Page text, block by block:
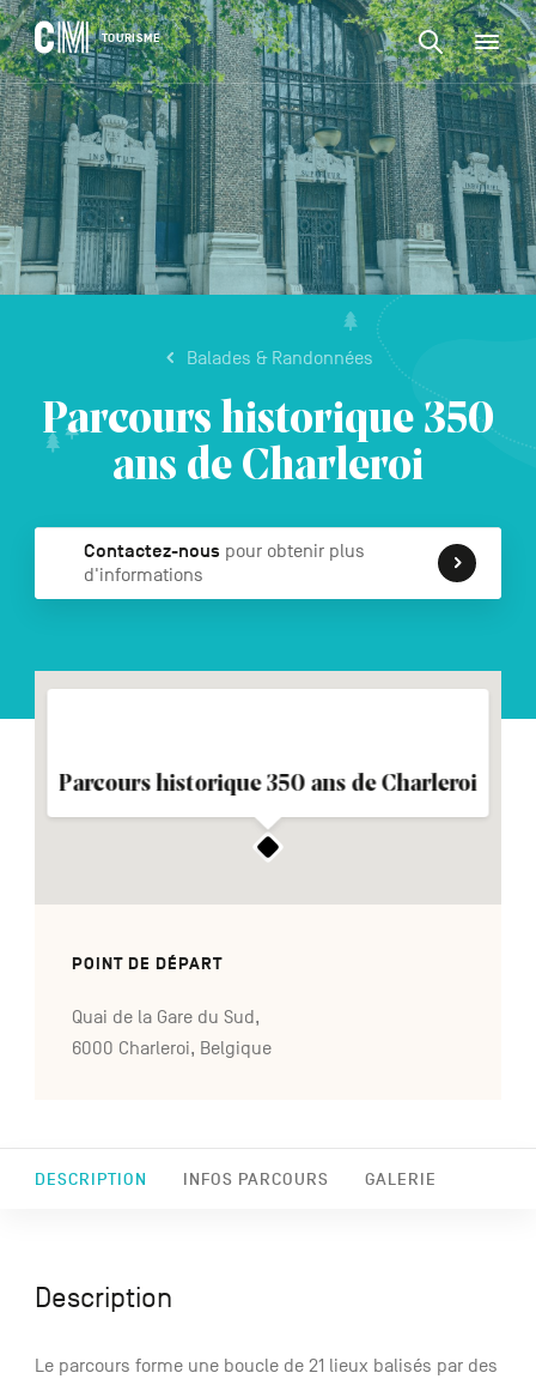
CONTENU
CM
Tourisme
TOURISME
Navigation
principale
secondaire
Rechercher
une
activité,
un
logement…
Rechercher
une
activité,
un
logement…
VALIDER
Balades & Randonnées
Parcours historique 350
ans de Charleroi
Contactez-nous pour obtenir plus
d'informations
DESCRIPTION INFOS PARCOURS GALERIE
Parcours historique 350 ans de Charleroi
POINT DE DÉPART
Quai de la Gare du Sud,
6000 Charleroi, Belgique
Description
Le parcours forme une boucle de 21 lieux balisés par des